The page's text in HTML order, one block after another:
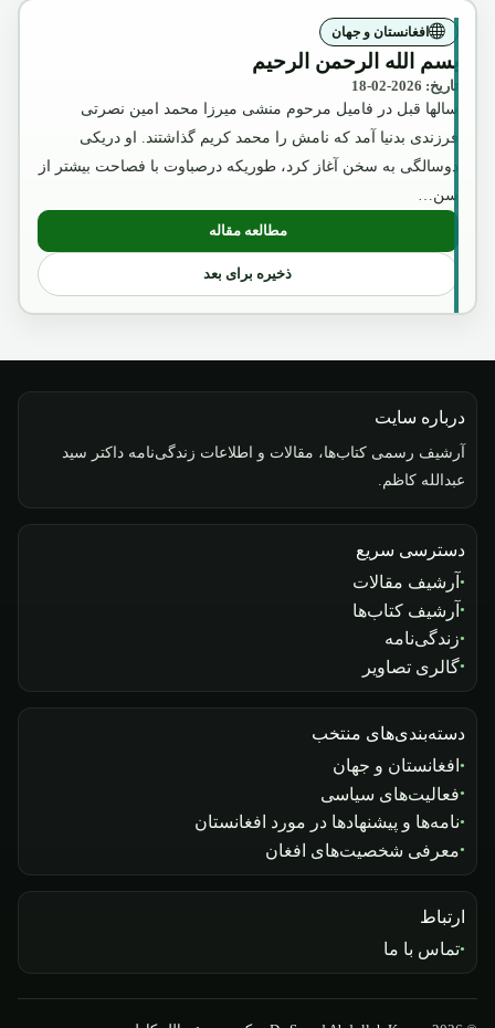
افغانستان و جهان
بسم الله الرحمن الرحیم
تاریخ: 2026-02-18
سالها قبل در فامیل مرحوم منشی میرزا محمد امین نصرتی
فرزندی بدنیا آمد که نامش را محمد کریم گذاشتند. او دریکی
دوسالگی به سخن آغاز کرد، طوریکه درصباوت با فصاحت بیشتر از
سن…
مطالعه مقاله: بسم الله الرحمن الرحیم
ذخیره برای بعد
درباره سایت
آرشیف رسمی کتاب‌ها، مقالات و اطلاعات زندگی‌نامه داکتر سید
عبدالله کاظم.
دسترسی سریع
آرشیف مقالات
آرشیف کتاب‌ها
زندگی‌نامه
گالری تصاویر
دسته‌بندی‌های منتخب
افغانستان و جهان
فعالیت‌های سیاسی
نامه‌ها و پیشنهادها در مورد افغانستان
معرفی شخصیت‌های افغان
ارتباط
تماس با ما